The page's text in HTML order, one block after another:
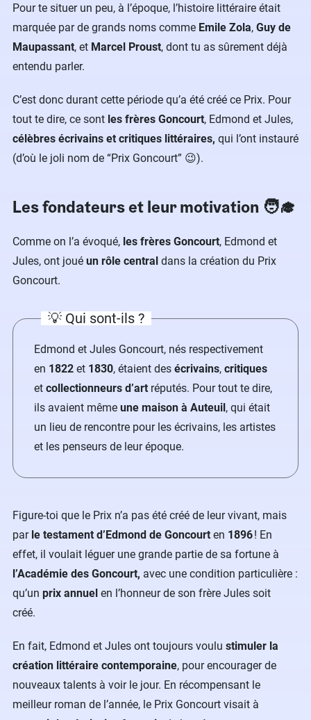
Pour te situer un peu, à l’époque, l’histoire littéraire était
marquée par de grands noms comme Emile Zola, Guy de
Maupassant, et Marcel Proust, dont tu as sûrement déjà
entendu parler.
C’est donc durant cette période qu’a été créé ce Prix. Pour
tout te dire, ce sont les frères Goncourt, Edmond et Jules,
célèbres écrivains et critiques littéraires, qui l’ont instauré
(d’où le joli nom de “Prix Goncourt” 😉).
Les fondateurs et leur motivation 🧑‍🎓
Comme on l’a évoqué, les frères Goncourt, Edmond et
Jules, ont joué un rôle central dans la création du Prix
Goncourt.
💡 Qui sont-ils ?
Edmond et Jules Goncourt, nés respectivement
en 1822 et 1830, étaient des écrivains, critiques
et collectionneurs d’art réputés. Pour tout te dire,
ils avaient même une maison à Auteuil, qui était
un lieu de rencontre pour les écrivains, les artistes
et les penseurs de leur époque.
Figure-toi que le Prix n’a pas été créé de leur vivant, mais
par le testament d’Edmond de Goncourt en 1896! En
effet, il voulait léguer une grande partie de sa fortune à
l’Académie des Goncourt, avec une condition particulière :
qu’un prix annuel en l’honneur de son frère Jules soit
créé.
En fait, Edmond et Jules ont toujours voulu stimuler la
création littéraire contemporaine, pour encourager de
nouveaux talents à voir le jour. En récompensant le
meilleur roman de l’année, le Prix Goncourt visait à